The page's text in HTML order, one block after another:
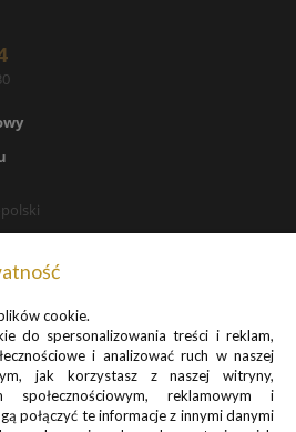
by otrzymywać informacje o
cookie.
do spersonalizowania treści i reklam,
i analizować ruch w naszej
jak korzystasz z naszej witryny,
społecznościowym, reklamowym i
połączyć te informacje z innymi danymi